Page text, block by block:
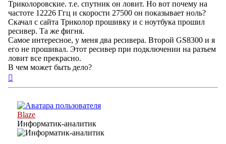
Триколоровские. т.е. спутник он ловит. Но вот почему на
частоте 12226 Ггц и скорости 27500 он показывает ноль?
Скачал с сайта Триколор прошивку и с ноутбука прошил
ресивер. Та же фигня.
Самое интересное, у меня два ресивера. Второй GS8300 и я
его не прошивал. Этот ресивер при подключении на разъем
ловит все прекрасно.
В чем может быть дело?
Blaze
Информатик-аналитик